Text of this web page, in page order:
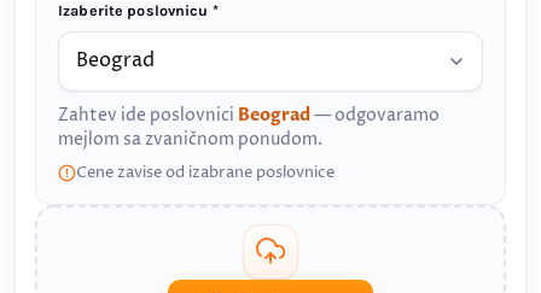
Izaberite poslovnicu *
Zahtev ide poslovnici Beograd— odgovaramo
mejlom sa zvaničnom ponudom.
Cene zavise od izabrane poslovnice